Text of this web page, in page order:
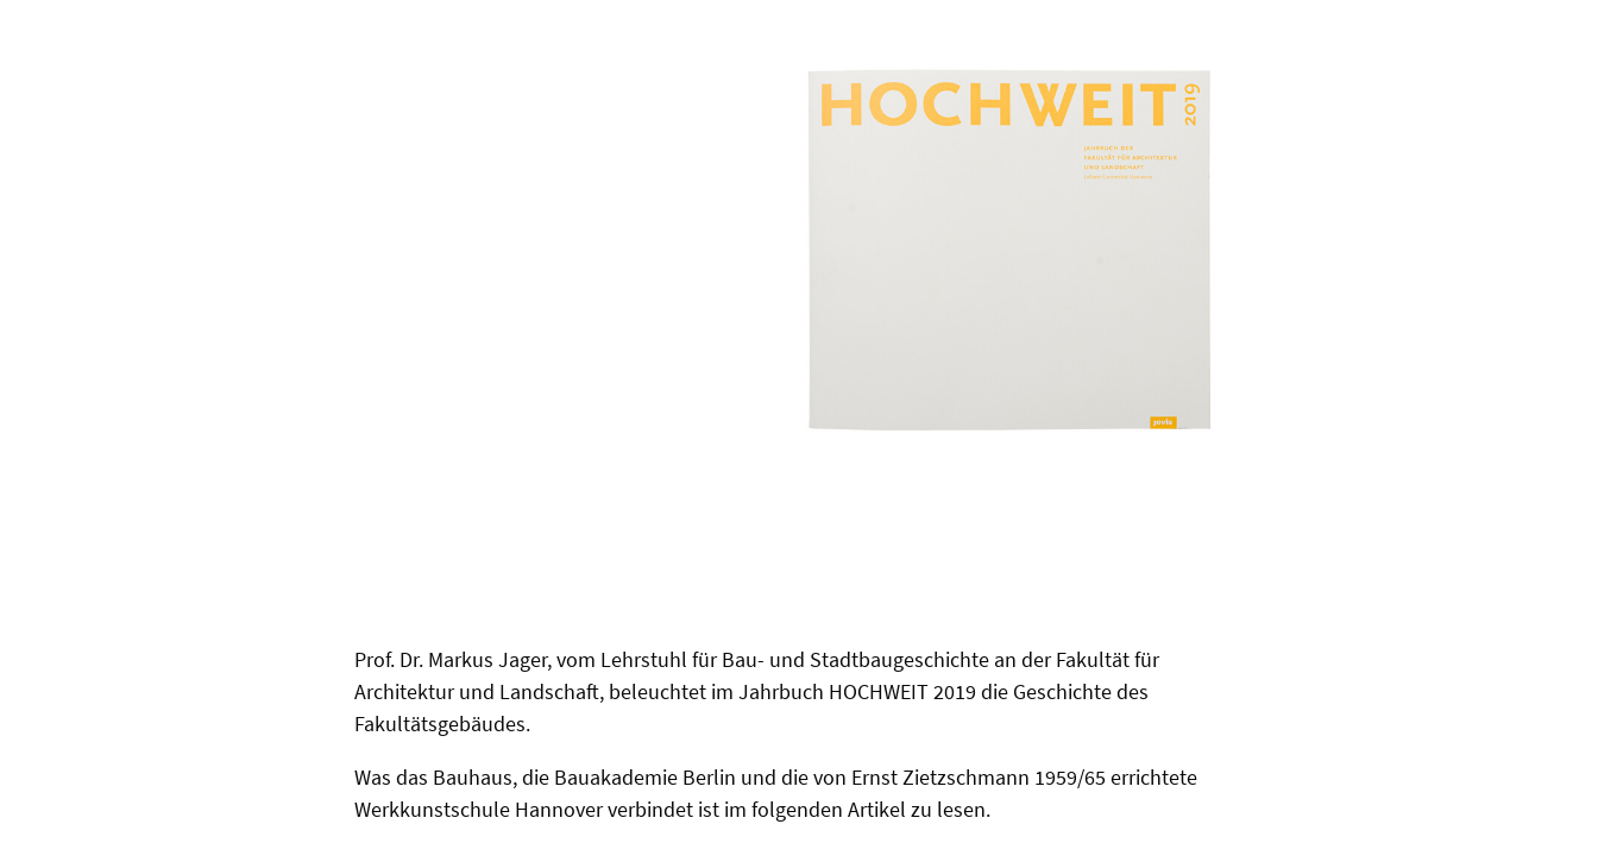
Prof. Dr. Markus Jager, vom Lehrstuhl für Bau- und Stadtbaugeschichte an der Fakultät für
Architektur und Landschaft, beleuchtet im Jahrbuch HOCHWEIT 2019 die Geschichte des
Fakultätsgebäudes.
Was das Bauhaus, die Bauakademie Berlin und die von Ernst Zietzschmann 1959/65 errichtete
Werkkunstschule Hannover verbindet ist im folgenden Artikel zu lesen.